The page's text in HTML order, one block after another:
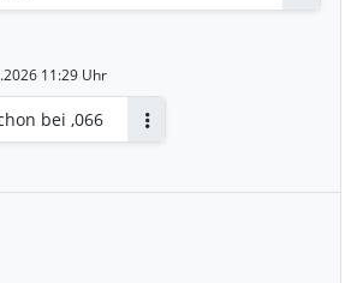
11:29 Uhr
bei ,066